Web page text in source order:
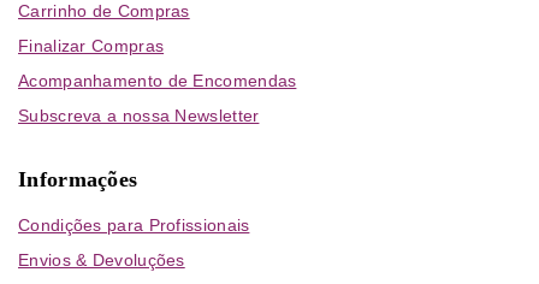
Carrinho de Compras
Finalizar Compras
Acompanhamento de Encomendas
Subscreva a nossa Newsletter
Informações
Condições para Profissionais
Envios & Devoluções